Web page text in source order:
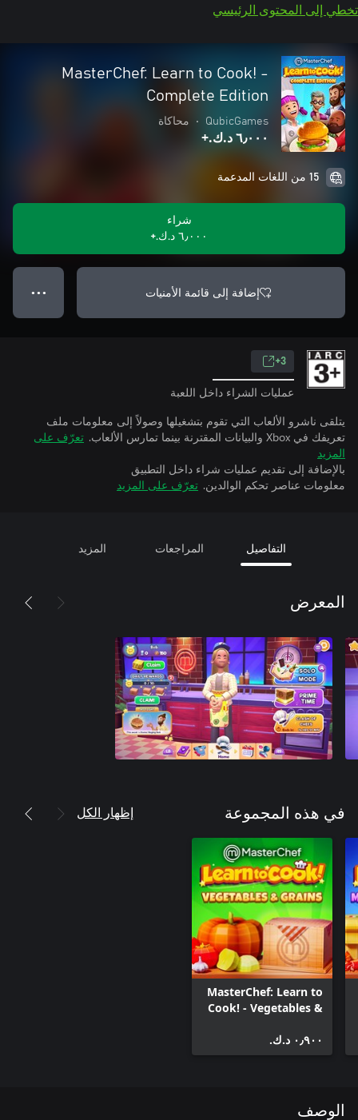
تخطي إلى المحتوى الرئيسي
MasterChef: Learn to Cook! -
Complete Edition
QubicGames
• محاكاة
٦٫٠٠٠ د.ك.‏+
15 من اللغات المدعمة
شراء
٦٫٠٠٠ د.ك.‏+
إضافة إلى قائمة الأمنيات ● ● ●
3+
عمليات الشراء داخل اللعبة
يتلقى ناشرو الألعاب التي تقوم بتشغيلها وصولاً إلى معلومات ملف
تعريفك في Xbox والبيانات المقترنة بينما تمارس الألعاب.
تعرّف على
المزيد
بالإضافة إلى تقديم عمليات شراء داخل التطبيق
معلومات عناصر تحكم الوالدين. تعرّف على المزيد
التفاصيل المراجعات المزيد
المعرض
في هذه المجموعة إظهار الكل
MasterChef: Learn to
Cook! - Vegetables &
٠٫٩٠٠ د.ك.‏
الوصف